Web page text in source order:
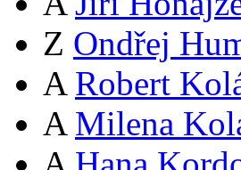
Z Ondřej
A Robert
A Milena